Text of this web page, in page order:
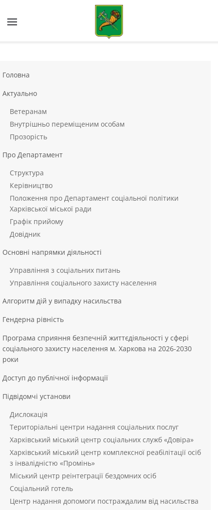
Skip to main content
Головна
Актуально
Ветеранам
Внутрішньо переміщеним особам
Прозорість
Про Департамент
Структура
Керівництво
Положення про Департамент соціальної політики
Харківської міської ради
Графік прийому
Довідник
Основні напрямки діяльності
Управління з соціальних питань
Управління соціального захисту населення
Алгоритм дій у випадку насильства
Гендерна рівність
Програма сприяння безпечній життєдіяльності у сфері
соціального захисту населення м. Харкова на 2026-2030
роки
Доступ до публічної інформації
Підвідомчі установи
Дислокація
Територіальні центри надання соціальних послуг
Харківський міський центр соціальних служб «Довіра»
Харківський міський центр комплексної реабілітації осіб
з інвалідністю «Промінь»
Міський центр реінтеграції бездомних осіб
Соціальний готель
Центр надання допомоги постраждалим від насильства